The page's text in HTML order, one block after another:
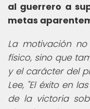
al guerrero a
metas
La motivación
físico, sino que
y el carácter del
Lee, "El éxito en
de la victoria